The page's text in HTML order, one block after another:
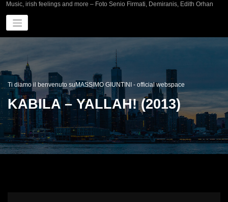
Music, irish feelings and more – Foto Senio Firmati, Demiranis, Edith Orhan
Ti diamo il benvenuto suMASSIMO GIUNTINI - official webspace
KABILA – YALLAH! (2013)